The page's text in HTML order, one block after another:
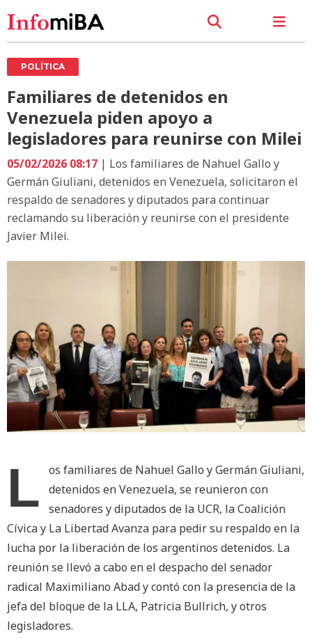
POLÍTICA
Familiares de detenidos en
Venezuela piden apoyo a
legisladores para reunirse con Milei
05/02/2026 08:17 | Los familiares de Nahuel Gallo y
Germán Giuliani, detenidos en Venezuela, solicitaron el
respaldo de senadores y diputados para continuar
reclamando su liberación y reunirse con el presidente
Javier Milei.
L
os familiares de Nahuel Gallo y Germán Giuliani,
detenidos en Venezuela, se reunieron con
senadores y diputados de la UCR, la Coalición
Cívica y La Libertad Avanza para pedir su respaldo en la
lucha por la liberación de los argentinos detenidos. La
reunión se llevó a cabo en el despacho del senador
radical Maximiliano Abad y contó con la presencia de la
jefa del bloque de la LLA, Patricia Bullrich, y otros
legisladores.